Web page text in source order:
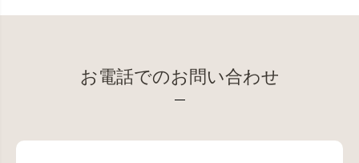
お電話でのお問い合わせ